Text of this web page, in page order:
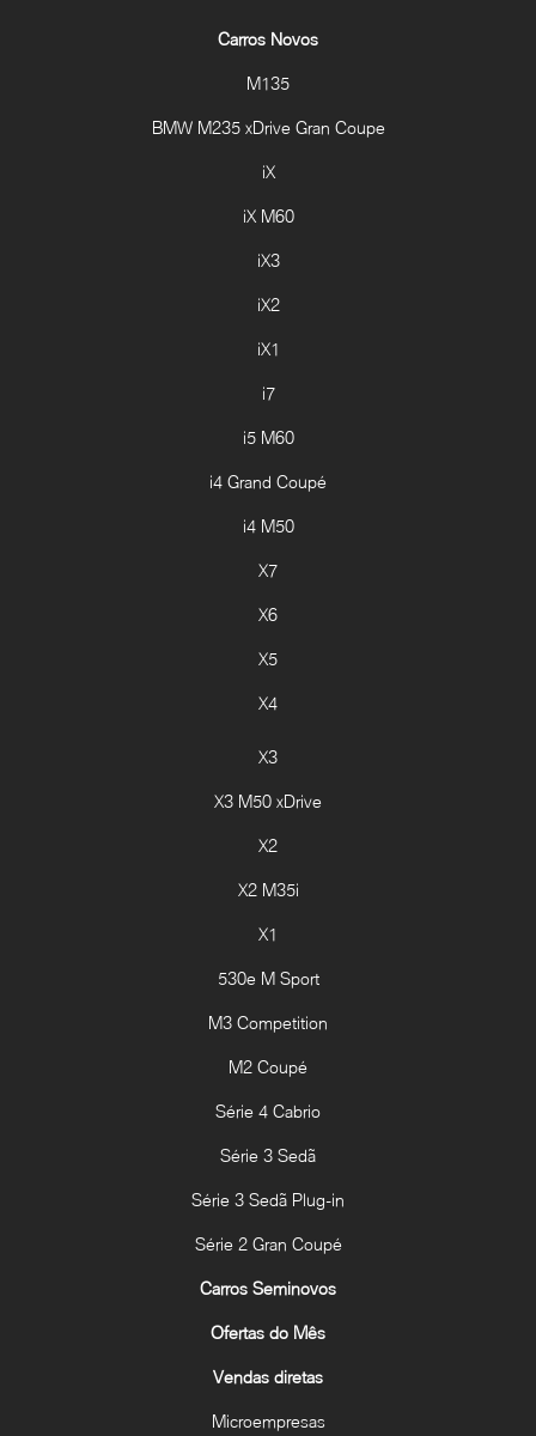
Carros Novos
M135
BMW M235 xDrive Gran Coupe
iX
iX M60
iX3
iX2
iX1
i7
i5 M60
i4 Grand Coupé
i4 M50
X7
X6
X5
X4
X3
X3 M50 xDrive
X2
X2 M35i
X1
530e M Sport
M3 Competition
M2 Coupé
Série 4 Cabrio
Série 3 Sedã
Série 3 Sedã Plug-in
Série 2 Gran Coupé
Carros Seminovos
Ofertas do Mês
Vendas diretas
Microempresas